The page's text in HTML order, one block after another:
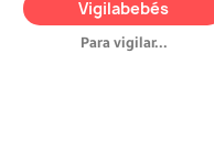
Vigilabebés
Para vigilar...
para comunicarte al
estés donde estés.